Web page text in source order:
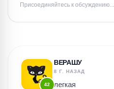
Присоединяйтесь к обсуждению...
42
ВЕРАШУ
8 Г. НАЗАД
легкая